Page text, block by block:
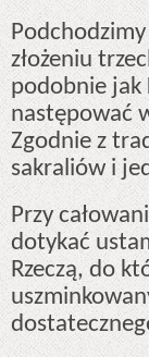
złożeniu
podobnie jak
następować
Zgodnie z
sakraliów i
Przy
dotykać
Rzeczą, do